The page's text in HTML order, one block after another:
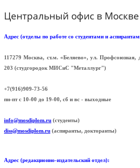
Центральный офис в Москве
Адрес (отделы по работе со студентами и
117279 Москва, ст.м. «Беляево», ул.
203 (cтудгородок МИСиС "Металлург")
+7(916)909-73-56
пн-пт с 10-00 до 19-00, сб и вс - выходные
info@mosdiplom.ru (студенты)
diss@mosdiplom.ru (аспиранты, докторанты)
Адрес (редакционно-издательский отдел):